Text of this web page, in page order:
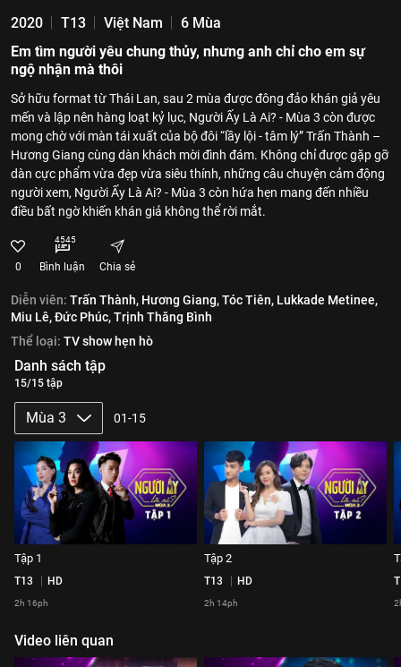
2020 T13 Việt Nam
6 Mùa
Em tìm người yêu chung thủy, nhưng anh chỉ cho em sự
ngộ nhận mà thôi
Sở hữu format từ Thái Lan, sau 2 mùa được đông đảo khán giả yêu
mến và lập nên hàng loạt kỷ lục, Người Ấy Là Ai? - Mùa 3 còn được
mong chờ với màn tái xuất của bộ đôi “lầy lội - tâm lý” Trấn Thành –
Hương Giang cùng dàn khách mời đình đám. Không chỉ được gặp gỡ
dàn cực phẩm vừa đẹp vừa siêu thính, những câu chuyện cảm động
người xem, Người Ấy Là Ai? - Mùa 3 còn hứa hẹn mang đến nhiều
điều bất ngờ khiến khán giả không thể rời mắt.
0
4545
Bình luận Chia sẻ
Diễn viên: Trấn Thành, Hương Giang,Tóc Tiên, Lukkade Metinee,
Miu Lê,Đức Phúc,Trịnh Thăng Bình
Thể loại: TV show hẹn hò
Danh sách tập
15/15 tập
Mùa 3 01-15
Tập 1
T13 HD
2h 16ph
Tập 2
T13 HD
2h 14ph
Video liên quan